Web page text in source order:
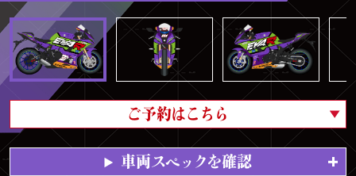
ご予約はこちら
車両スペックを確認